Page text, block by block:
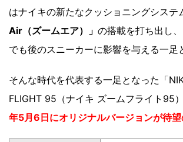
はナイキの新たなクッショニングシステ
Air（ズームエア）」 の搭載を打ち出し
でも後のスニーカーに影響を与える一足
そんな時代を代表する一足となった「
FLIGHT 95（ナイキ ズームフライト95）
年5月6日にオリジナルバージョンが待望